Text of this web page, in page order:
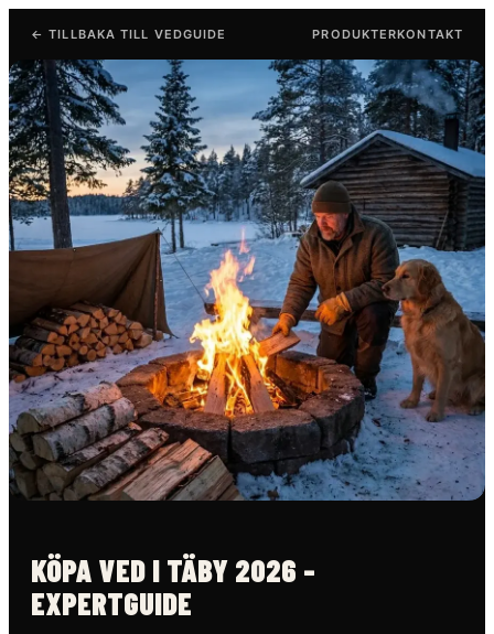
←TILLBAKA TILL VEDGUIDE PRODUKTERKONTAKT
KÖPA VED I TÄBY 2026 -
EXPERTGUIDE